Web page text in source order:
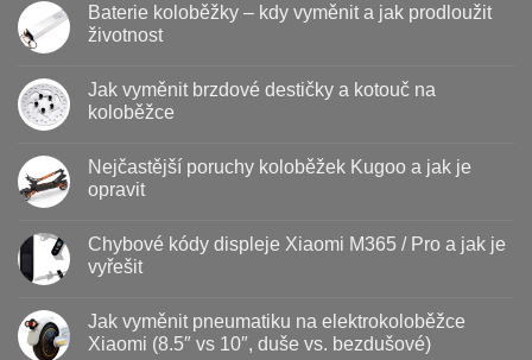
Baterie koloběžky – kdy vyměnit a jak prodloužit
životnost
textu
s
koloběžky
kdy
jak
prodloužit
životnost
Jak vyměnit brzdové destičky a kotouč na
koloběžce
u
textu
s
vyměnit
brzdové
destičky
na
koloběžce
Nejčastější poruchy koloběžek Kugoo a jak je
opravit
u
textu
s
poruchy
koloběžek
Kugoo
Chybové kódy displeje Xiaomi M365 / Pro a jak je
vyřešit
textu
s
Jak vyměnit pneumatiku na elektrokoloběžce
Xiaomi (8.5″ vs 10″, duše vs. bezdušové)